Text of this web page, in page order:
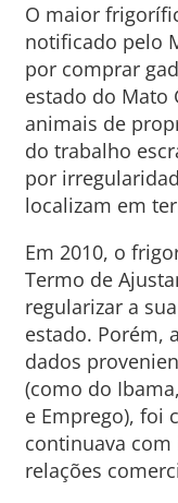
O maior
notificado pelo
por comprar
estado do Mato
animais de
do trabalho
por
localizam em
Em 2010, o
Termo de
regularizar a
estado. Porém,
dados
(como do
e Emprego), foi
continuava
relações